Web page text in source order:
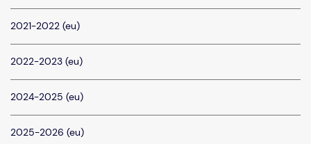
2021-2022 (eu)
2022-2023 (eu)
2024-2025 (eu)
2025-2026 (eu)